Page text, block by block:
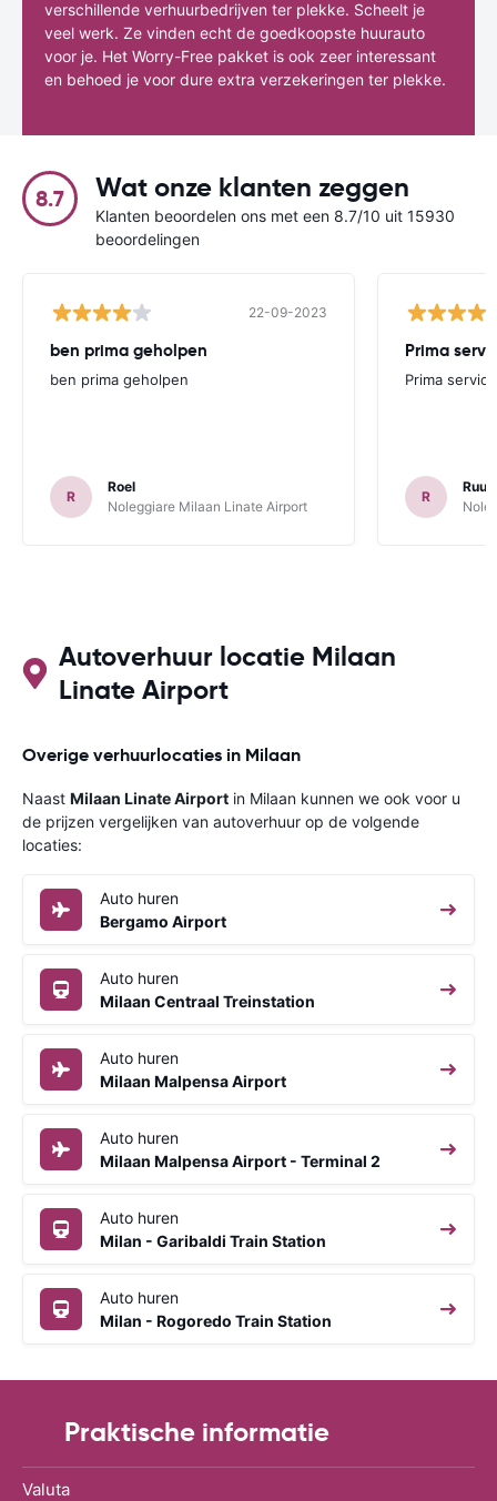
verschillende verhuurbedrijven ter plekke. Scheelt je
veel werk. Ze vinden echt de goedkoopste huurauto
voor je. Het Worry-Free pakket is ook zeer interessant
en behoed je voor dure extra verzekeringen ter plekke.
8.7 Wat onze klanten zeggen
Klanten beoordelen ons met een 8.7/10 uit 15930
beoordelingen
22-09-2023
ben prima geholpen
ben prima geholpen
R
Roel
Noleggiare Milaan Linate Airport
Prima
R
Ruud
Autoverhuur locatie Milaan
Linate Airport
Overige verhuurlocaties in Milaan
Naast Milaan Linate Airport in Milaan kunnen we ook voor u
de prijzen vergelijken van autoverhuur op de volgende
locaties:
Auto huren
Bergamo Airport
Auto huren
Milaan Centraal Treinstation
Auto huren
Milaan Malpensa Airport
Auto huren
Milaan Malpensa Airport - Terminal 2
Auto huren
Milan - Garibaldi Train Station
Auto huren
Milan - Rogoredo Train Station
Praktische informatie
Valuta